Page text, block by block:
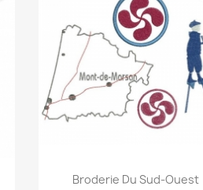
Aperçu rapide
Broderie Du Sud-Ouest